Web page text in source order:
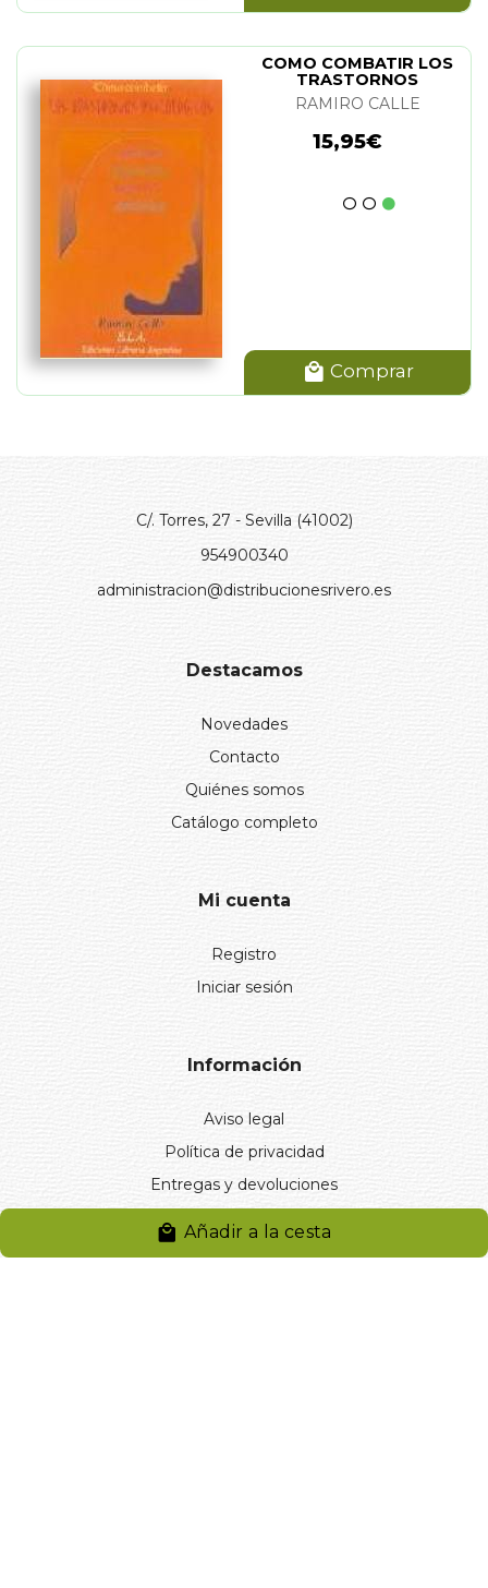
Añadir a la cesta
COMO COMBATIR LOS
TRASTORNOS
PSICOLOGICOS
RAMIRO CALLE
15,95€
Comprar
C/. Torres, 27 - Sevilla (41002)
954900340
administracion@distribucionesrivero.es
Destacamos
Novedades
Contacto
Quiénes somos
Catálogo completo
Mi cuenta
Registro
Iniciar sesión
Información
Aviso legal
Política de privacidad
Entregas y devoluciones